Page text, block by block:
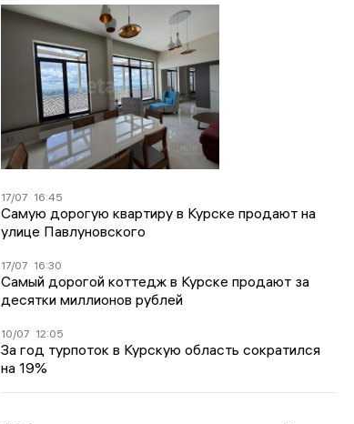
17/07 16:45
Самую дорогую квартиру в Курске продают на
улице Павлуновского
17/07 16:30
Самый дорогой коттедж в Курске продают за
десятки миллионов рублей
10/07 12:05
За год турпоток в Курскую область сократился
на 19%